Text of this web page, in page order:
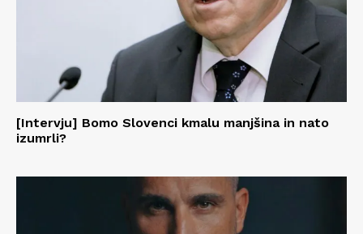
[Intervju] Bomo Slovenci kmalu manjšina in nato
izumrli?